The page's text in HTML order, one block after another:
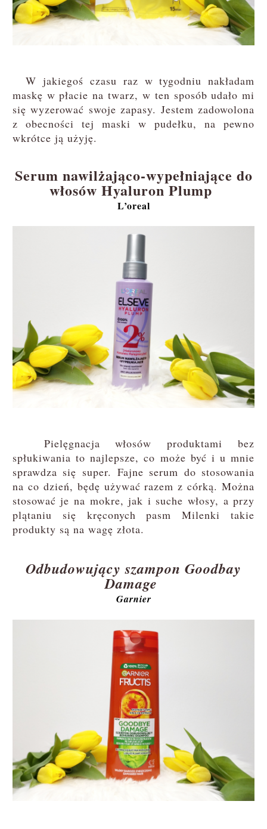
W jakiegoś czasu raz w tygodniu nakładam
maskę w płacie na twarz, w ten sposób udało mi
się wyzerować swoje zapasy. Jestem zadowolona
z obecności tej maski w pudełku, na pewno
wkrótce ją użyję.
Serum nawilżająco-wypełniające do
włosów Hyaluron Plump
L’oreal
Pielęgnacja włosów produktami bez
spłukiwania to najlepsze, co może być i u mnie
sprawdza się super. Fajne serum do stosowania
na co dzień, będę używać razem z córką. Można
stosować je na mokre, jak i suche włosy, a przy
plątaniu się kręconych pasm Milenki takie
produkty są na wagę złota.
Odbudowujący szampon Goodbay
Damage
Garnier